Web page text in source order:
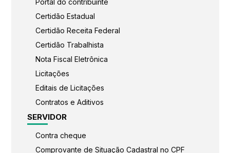
Portal do contribuinte
Certidão Estadual
Certidão Receita Federal
Certidão Trabalhista
Nota Fiscal Eletrônica
Licitações
Editais de Licitações
Contratos e Aditivos
SERVIDOR
Contra cheque
Comprovante de Situação Cadastral no CPF